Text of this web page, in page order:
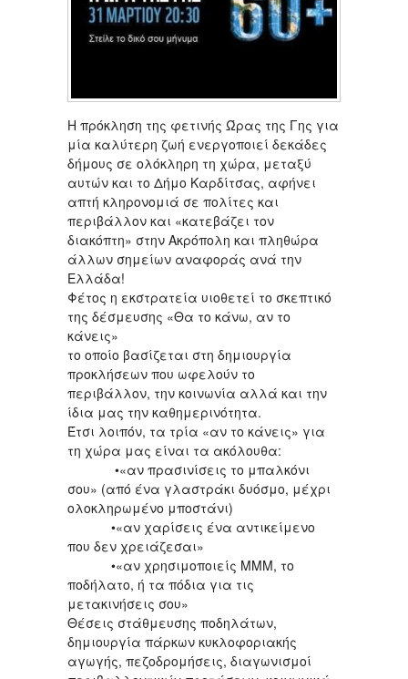
Η πρόκληση της φετινής Ώρας της Γης για
μία καλύτερη ζωή ενεργοποιεί δεκάδες
δήμους σε ολόκληρη τη χώρα, μεταξύ
αυτών και το Δήμο Καρδίτσας, αφήνει
απτή κληρονομιά σε πολίτες και
περιβάλλον και «κατεβάζει τον
διακόπτη» στην Ακρόπολη και πληθώρα
άλλων σημείων αναφοράς ανά την
Ελλάδα!
Φέτος η εκστρατεία υιοθετεί το σκεπτικό
της δέσμευσης «Θα το κάνω, αν το
κάνεις»
το οποίο βασίζεται στη δημιουργία
προκλήσεων που ωφελούν το
περιβάλλον, την κοινωνία αλλά και την
ίδια μας την καθημερινότητα.
Έτσι λοιπόν, τα τρία «αν το κάνεις» για
τη χώρα μας είναι τα ακόλουθα:
•«αν πρασινίσεις το μπαλκόνι
σου» (από ένα γλαστράκι δυόσμο, μέχρι
ολοκληρωμένο μποστάνι)
•«αν χαρίσεις ένα αντικείμενο
που δεν χρειάζεσαι»
•«αν χρησιμοποιείς ΜΜΜ, το
ποδήλατο, ή τα πόδια για τις
μετακινήσεις σου»
Θέσεις στάθμευσης ποδηλάτων,
δημιουργία πάρκων κυκλοφοριακής
αγωγής, πεζοδρομήσεις, διαγωνισμοί